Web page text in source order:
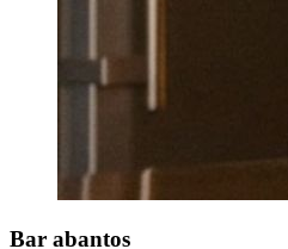
Bar abantos